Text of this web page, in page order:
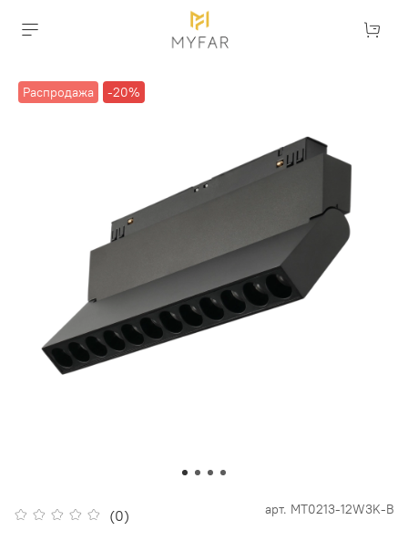
Распродажа -20%
(0) арт. MT0213-12W3K-B